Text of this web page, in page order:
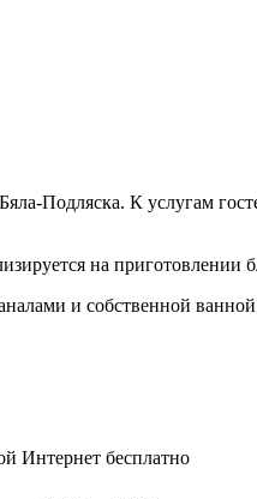
Подляска. К услугам
на
и собственной
Интернет бесплатно